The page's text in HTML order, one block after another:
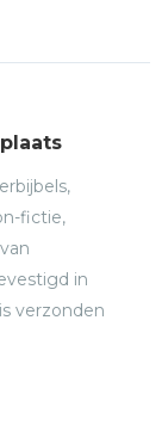
fictie,
in
verzonden